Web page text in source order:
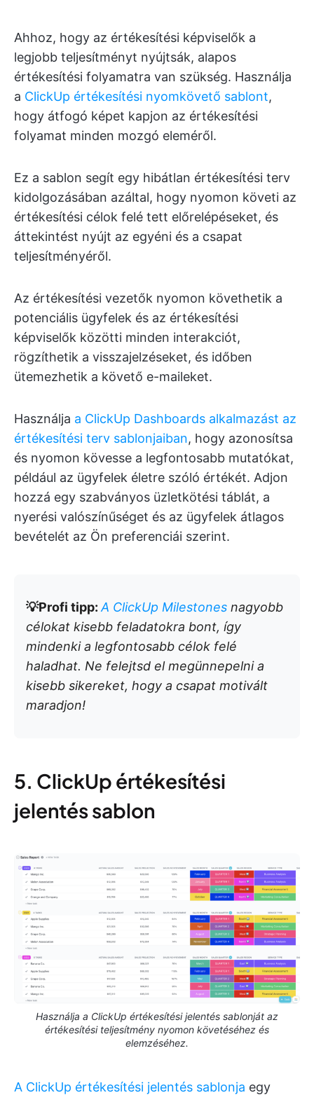
Ahhoz, hogy az értékesítési képviselők a
legjobb teljesítményt nyújtsák, alapos
értékesítési folyamatra van szükség. Használja
a ClickUp értékesítési nyomkövető sablont,
hogy átfogó képet kapjon az értékesítési
folyamat minden mozgó eleméről.
Ez a sablon segít egy hibátlan értékesítési terv
kidolgozásában azáltal, hogy nyomon követi az
értékesítési célok felé tett előrelépéseket, és
áttekintést nyújt az egyéni és a csapat
teljesítményéről.
Az értékesítési vezetők nyomon követhetik a
potenciális ügyfelek és az értékesítési
képviselők közötti minden interakciót,
rögzíthetik a visszajelzéseket, és időben
ütemezhetik a követő e-maileket.
Használja a ClickUp Dashboards alkalmazást az
értékesítési terv sablonjaiban, hogy azonosítsa
és nyomon kövesse a legfontosabb mutatókat,
például az ügyfelek életre szóló értékét. Adjon
hozzá egy szabványos üzletkötési táblát, a
nyerési valószínűséget és az ügyfelek átlagos
bevételét az Ön preferenciái szerint.
💡Profi tipp: A ClickUp Milestones nagyobb
célokat kisebb feladatokra bont, így
mindenki a legfontosabb célok felé
haladhat. Ne felejtsd el megünnepelni a
kisebb sikereket, hogy a csapat motivált
maradjon!
5. ClickUp értékesítési
jelentés sablon
Használja a ClickUp értékesítési jelentés sablonját az
értékesítési teljesítmény nyomon követéséhez és
elemzéséhez.
A ClickUp értékesítési jelentés sablonja egy